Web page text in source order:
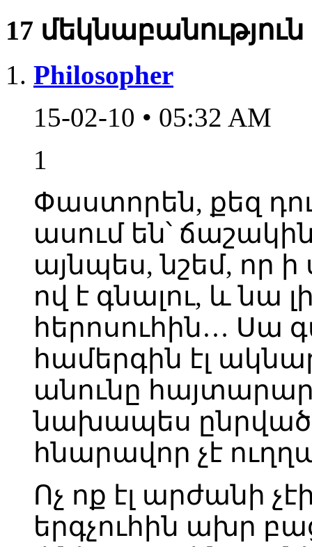
17 մեկնաբանություն
Philosopher
15-02-10 • 05:32 AM
1
Փաստորեն, քեզ
ասում են՝
այնպես, նշեմ, որ ի
ով է գնալու, և նա
հերոսուհին… Սա
համերգին էլ
անունը
նախապես ընրված
հնարավոր չէ
Ոչ ոք էլ արժանի
երգչուհին ախր